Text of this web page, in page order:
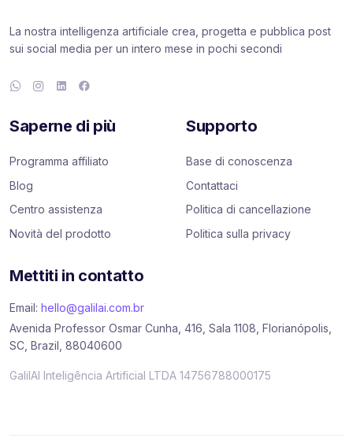
La nostra intelligenza artificiale crea, progetta e pubblica post
sui social media per un intero mese in pochi secondi
Saperne di più
Programma affiliato
Blog
Centro assistenza
Novità del prodotto
Supporto
Base di conoscenza
Contattaci
Politica di cancellazione
Politica sulla privacy
Mettiti in contatto
Email: hello@galilai.com.br
Avenida Professor Osmar Cunha, 416, Sala 1108, Florianópolis,
SC, Brazil, 88040600
GalilAI Inteligência Artificial LTDA 14756788000175